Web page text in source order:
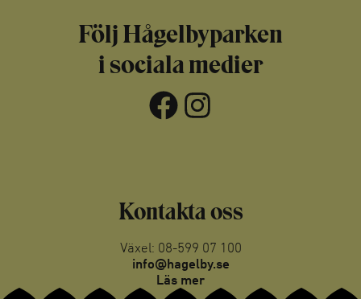
Följ Hågelbyparken
i sociala medier
Facebook Instagram
Kontakta oss
Växel: 08-599 07 100
info@hagelby.se
Läs mer